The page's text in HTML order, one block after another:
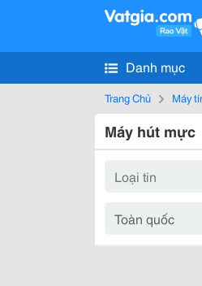
Danh mục
Trang Chủ Máy
Máy hút mực